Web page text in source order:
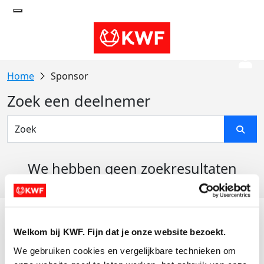
Welkom bij KWF. Fijn dat je onze website bezoekt.
We gebruiken cookies en vergelijkbare technieken om
Sponsor
Zoek een deelnemer
We hebben geen zoekresultaten
Actiematerialen
Evenementen